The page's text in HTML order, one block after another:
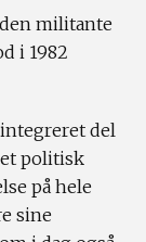
militante
i 1982
del
politisk
på hele
sine